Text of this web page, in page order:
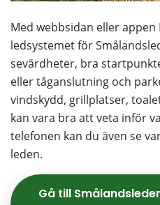
Med webbsidan eller
ledsystemet för
sevärdheter, bra
eller tåganslutning och
vindskydd, grillplatser,
kan vara bra att veta inför
telefonen kan du även se
leden.
Gå till